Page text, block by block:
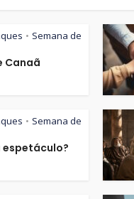
• Semana de
Canaã
• Semana de
espetáculo?